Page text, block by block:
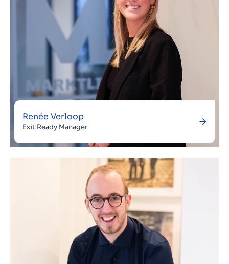
Renée Verloop
Exit Ready Manager